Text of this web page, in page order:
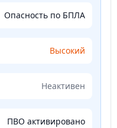
Опасность по БПЛА
Высокий
Неактивен
ПВО активировано